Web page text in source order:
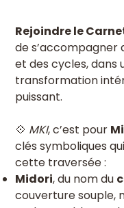
Rejoindre le
de s’accompagner
et des cycles, dans
transformation
puissant.
💠 MKI, c’est pour
clés symboliques
cette traversée :
Midori, du nom du
couverture souple,